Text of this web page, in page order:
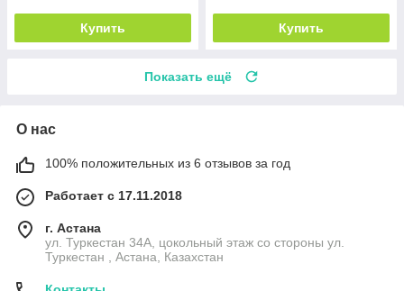
Купить Купить
Показать ещё
О нас
100% положительных из 6 отзывов за год
Работает с 17.11.2018
г. Астана
ул. Туркестан 34А, цокольный этаж со стороны ул.
Туркестан , Астана, Казахстан